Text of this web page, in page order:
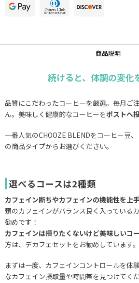
商品説明
続けると、体調の変化
品質にこだわったコーヒーを厳選。毎月ご
ん。美味しく健康的なコーヒーをポストへ
一番人気のCHOOZE BLENDをコーヒー豆
の商品タイプからお選びください。
選べるコースは2種類
カフェイン断ちやカフェインの機能性を上
類のカフェインがバランス良く入っている
勧めです！
カフェインは摂りたくないけど美味しいコ
方は、デカフェセットをお勧めしています。
まずは一度、カフェインコントロールを体
なカフェイン摂取量や時間帯を見つけてく